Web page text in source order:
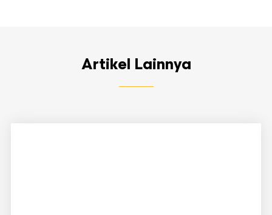
Artikel Lainnya